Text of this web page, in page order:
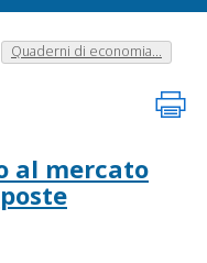
Quaderni di economia...
al mercato